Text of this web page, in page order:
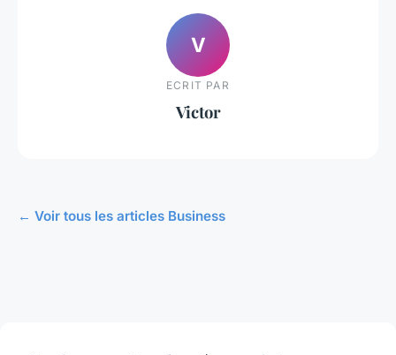
V
ECRIT PAR
Victor
← Voir tous les articles Business